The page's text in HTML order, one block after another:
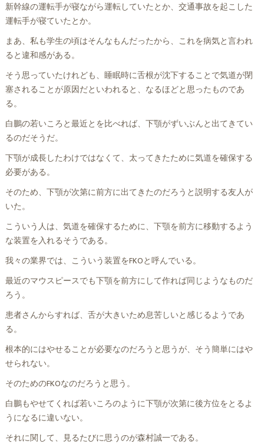
新幹線の運転手が寝ながら運転していたとか、交通事故を起こした
運転手が寝ていたとか。
まあ、私も学生の頃はそんなもんだったから、これを病気と言われ
ると違和感がある。
そう思っていたけれども、睡眠時に舌根が沈下することで気道が閉
塞されることが原因だといわれると、なるほどと思ったものであ
る。
白鵬の若いころと最近とを比べれば、下顎がずいぶんと出てきてい
るのだそうだ。
下顎が成長したわけではなくて、太ってきたために気道を確保する
必要がある。
そのため、下顎が次第に前方に出てきたのだろうと説明する友人が
いた。
こういう人は、気道を確保するために、下顎を前方に移動するよう
な装置を入れるそうである。
我々の業界では、こういう装置をFKOと呼んでいる。
最近のマウスピースでも下顎を前方にして作れば同じようなものだ
ろう。
患者さんからすれば、舌が大きいため息苦しいと感じるようであ
る。
根本的にはやせることが必要なのだろうと思うが、そう簡単にはや
せられない。
そのためのFKOなのだろうと思う。
白鵬もやせてくれば若いころのように下顎が次第に後方位をとるよ
うになるに違いない。
それに関して、見るたびに思うのが森村誠一である。